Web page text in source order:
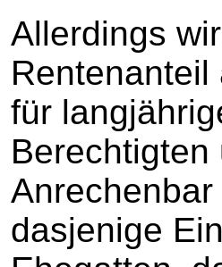
Allerdings
für
dasjenige